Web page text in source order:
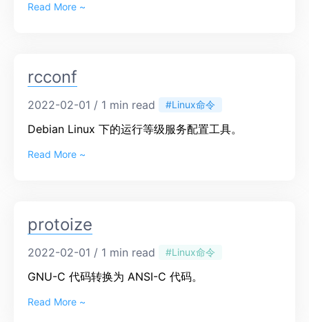
Read More ~
rcconf
2022-02-01 / 1 min read #Linux命令
Debian Linux 下的运行等级服务配置工具。
Read More ~
protoize
2022-02-01 / 1 min read #Linux命令
GNU-C 代码转换为 ANSI-C 代码。
Read More ~